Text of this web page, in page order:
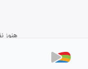
هنوز